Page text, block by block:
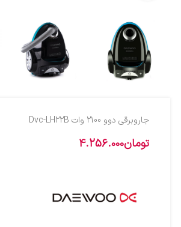
جاروبرقي دوو 2100 وات Dvc-LH22B
تومان4.256.000